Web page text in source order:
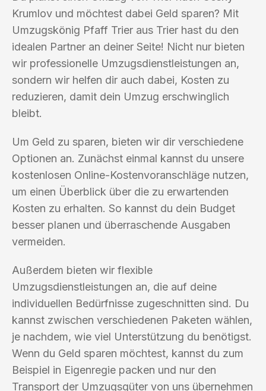
Krumlov und möchtest dabei Geld sparen? Mit
Umzugskönig Pfaff Trier aus Trier hast du den
idealen Partner an deiner Seite! Nicht nur bieten
wir professionelle Umzugsdienstleistungen an,
sondern wir helfen dir auch dabei, Kosten zu
reduzieren, damit dein Umzug erschwinglich
bleibt.
Um Geld zu sparen, bieten wir dir verschiedene
Optionen an. Zunächst einmal kannst du unsere
kostenlosen Online-Kostenvoranschläge nutzen,
um einen Überblick über die zu erwartenden
Kosten zu erhalten. So kannst du dein Budget
besser planen und überraschende Ausgaben
vermeiden.
Außerdem bieten wir flexible
Umzugsdienstleistungen an, die auf deine
individuellen Bedürfnisse zugeschnitten sind. Du
kannst zwischen verschiedenen Paketen wählen,
je nachdem, wie viel Unterstützung du benötigst.
Wenn du Geld sparen möchtest, kannst du zum
Beispiel in Eigenregie packen und nur den
Transport der Umzugsgüter von uns übernehmen